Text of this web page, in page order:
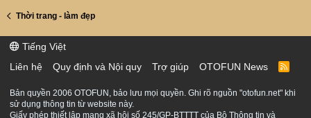
Thời trang - làm đẹp
Tiếng Việt
Liên hệ
Quy định và Nội quy Trợ giúp OTOFUN News
R
S
Bản quyền 2006 OTOFUN, bảo lưu mọi quyền. Ghi rõ nguồn "otofun.net" khi
sử dụng thông tin từ website này.
Giấy phép thiết lập mạng xã hội số 245/GP-BTTTT của Bộ Thông tin và